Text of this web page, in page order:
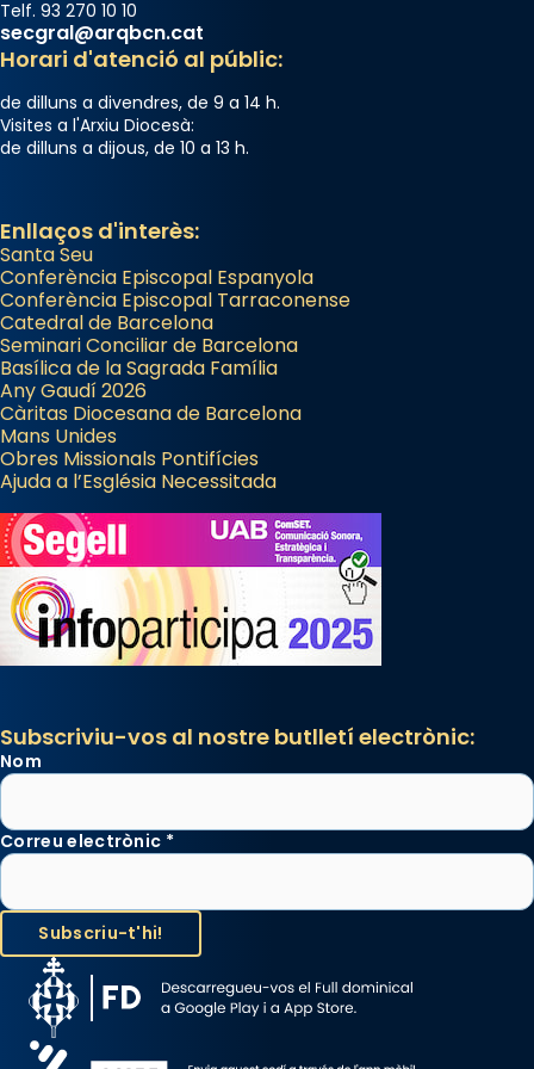
Telf. 93 270 10 10
secgral@arqbcn.cat
Horari d'atenció al públic:
de dilluns a divendres, de 9 a 14 h.
Visites a l'Arxiu Diocesà:
de dilluns a dijous, de 10 a 13 h.
Enllaços d'interès:
Santa Seu
Conferència Episcopal Espanyola
Conferència Episcopal Tarraconense
Catedral de Barcelona
Seminari Conciliar de Barcelona
Basílica de la Sagrada Família
Any Gaudí 2026
Càritas Diocesana de Barcelona
Mans Unides
Obres Missionals Pontifícies
Ajuda a l’Església Necessitada
Subscriviu-vos al nostre butlletí electrònic:
Nom
Correu electrònic *